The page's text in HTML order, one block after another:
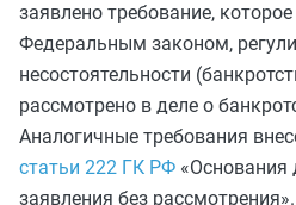
заявлено требование,
Федеральным законом,
несостоятельности
рассмотрено в деле о
Аналогичные требования
статьи 222 ГК РФ «Основания
заявления без